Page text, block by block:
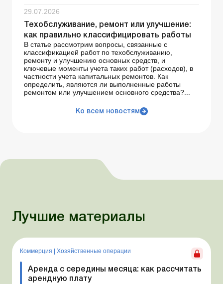
29.07.2026
Техобслуживание, ремонт или улучшение:
как правильно классифицировать работы
В статье рассмотрим вопросы, связанные с
классификацией работ по техобслуживанию,
ремонту и улучшению основных средств, и
ключевые моменты учета таких работ (расходов), в
частности учета капитальных ремонтов. Как
определить, являются ли выполненные работы
ремонтом или улучшением основного средства?...
Ко всем новостям
Лучшие материалы
Коммерция Хозяйственные операции
Аренда с середины месяца: как рассчитать
арендную плату